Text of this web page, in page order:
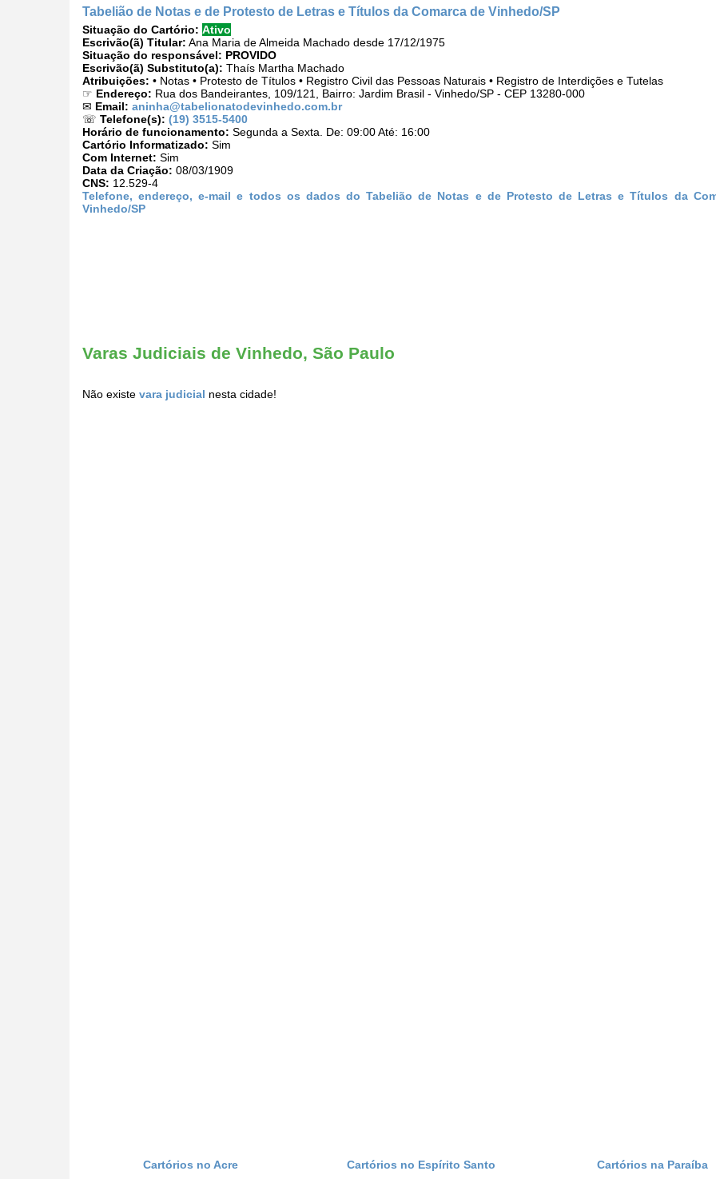
Tabelião de Notas e de Protesto de Letras e Títulos da Comarca de Vinhedo/SP
Situação do Cartório: Ativo
Escrivão(ã) Titular: Ana Maria de Almeida Machado desde 17/12/1975
Situação do responsável: PROVIDO
Escrivão(ã) Substituto(a): Thaís Martha Machado
Atribuições: • Notas • Protesto de Títulos • Registro Civil das Pessoas Naturais • Registro de Interdições e Tutelas
☞ Endereço: Rua dos Bandeirantes, 109/121, Bairro: Jardim Brasil - Vinhedo/SP - CEP 13280-000
✉ Email: aninha@tabelionatodevinhedo.com.br
☏ Telefone(s): (19) 3515-5400
Horário de funcionamento: Segunda a Sexta. De: 09:00 Até: 16:00
Cartório Informatizado: Sim
Com Internet: Sim
Data da Criação: 08/03/1909
CNS: 12.529-4
Telefone, endereço, e-mail e todos os dados do Tabelião de Notas e de Protesto de Letras e Títulos da
Vinhedo/SP
Varas Judiciais de Vinhedo, São Paulo
Não existe vara judicial nesta cidade!
Cartórios no Acre Cartórios no Espírito Santo Cartórios na Paraíba